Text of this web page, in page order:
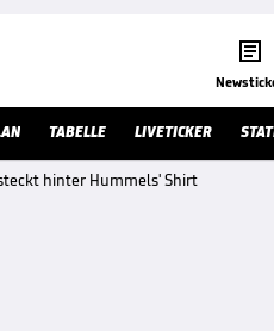

TABELLE LIVETICKER
hinter Hummels' Shirt